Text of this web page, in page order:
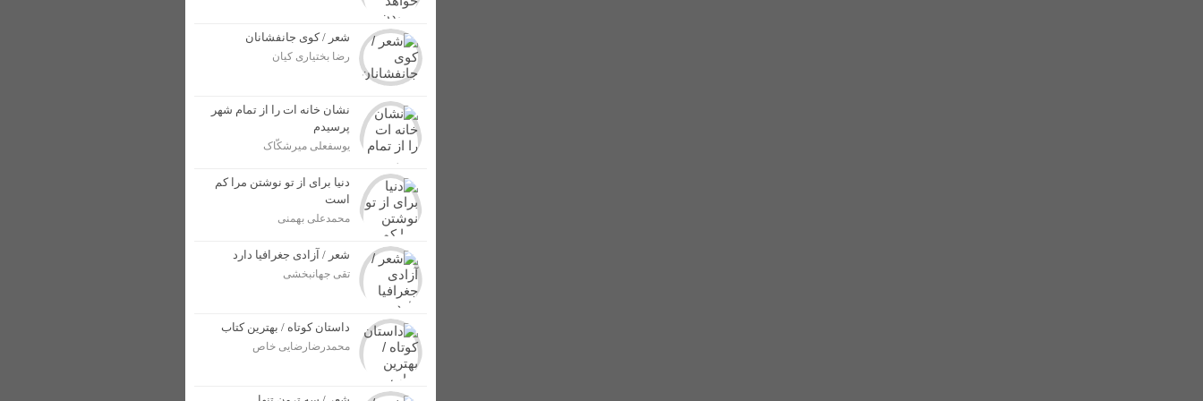
کشف و امحای مزرعه کشت خشخاش در شهرستان لالی/تشکیل پرونده برای مجرمان
از دشت های لالی تا کوه های زاگرس/کنار، میوه پرطرفدار بهاری در خوزستان + عکس
اعلام آمادگی عشایر بختیاری شهرستان لالی برای دفاع از وطن در برابر دشمنان + عکس
شعر / کوی جانفشانان
رضا بختیاری کیان
نشان خانه ات را از تمام شهر
پرسیدم
یوسفعلی میرشکّاک
دنیا برای از تو نوشتن مرا کم
است
محمدعلی بهمنی
شعر / آزادی جغرافیا دارد
تقی جهانبخشی
داستان کوتاه / بهترین کتاب
محمدرضارضایی خاص